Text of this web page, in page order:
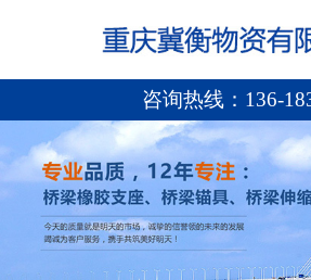
咨询热线： 136-